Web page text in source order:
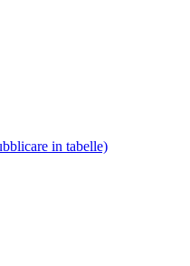
in tabelle)